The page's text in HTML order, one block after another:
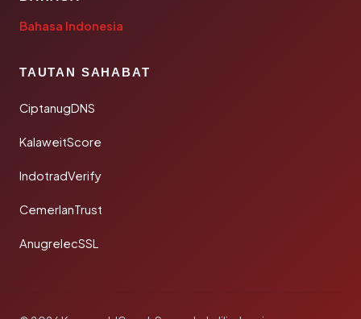
Bahasa Indonesia
TAUTAN SAHABAT
CiptanugDNS
KalaweitScore
IndotradVerify
CemerlanTrust
AnugrelecSSL